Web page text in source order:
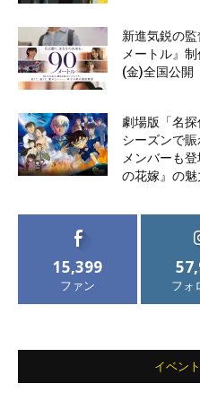
新進気鋭の
メートル』
(金)全国公開
劇場版「名
シーズンで
メンバーも
の花嫁』の
15,399
ファン フォ
イベン